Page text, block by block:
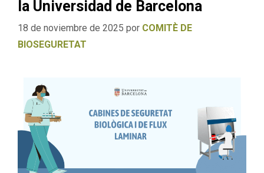
la Universidad de Barcelona
18 de noviembre de 2025 por COMITÈ DE
BIOSEGURETAT